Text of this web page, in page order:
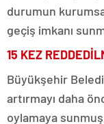
durumun
geçiş imkanı
15 KEZ
Büyükşehir
artırmayı daha
oylamaya